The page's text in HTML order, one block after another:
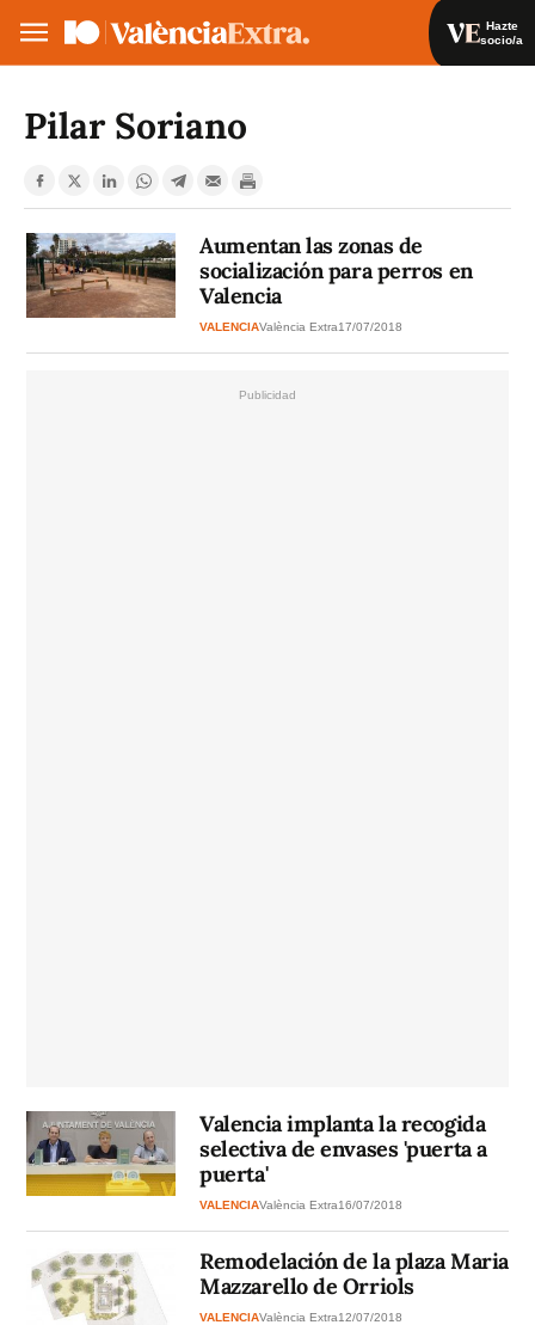
Hazte
socio/a
VA
Pilar Soriano
Aumentan las zonas de
socialización para perros en
Valencia
VALENCIAValència Extra17/07/2018
Valencia implanta la recogida
selectiva de envases 'puerta a
puerta'
VALENCIAValència Extra16/07/2018
Remodelación de la plaza Maria
Mazzarello de Orriols
VALENCIAValència Extra12/07/2018